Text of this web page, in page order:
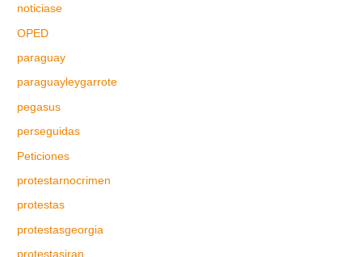
noticiase
OPED
paraguay
paraguayleygarrote
pegasus
perseguidas
Peticiones
protestarnocrimen
protestas
protestasgeorgia
protestasiran